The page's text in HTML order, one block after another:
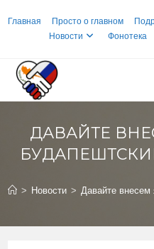
Главная Просто о главном
Новости
Фонотека
ДАВАЙТЕ
> Новости > Давайте